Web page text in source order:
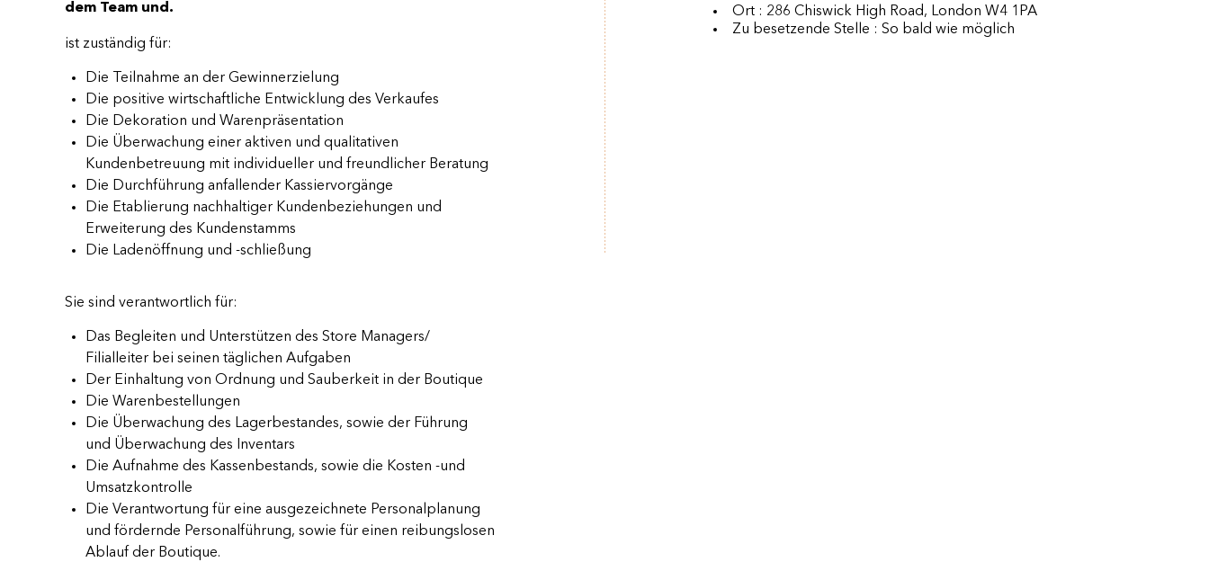
dem Team und.
ist zuständig für:
Die Teilnahme an der Gewinnerzielung
Die positive wirtschaftliche Entwicklung des Verkaufes
Die Dekoration und Warenpräsentation
Die Überwachung einer aktiven und qualitativen
Kundenbetreuung mit individueller und freundlicher Beratung
Die Durchführung anfallender Kassiervorgänge
Die Etablierung nachhaltiger Kundenbeziehungen und
Erweiterung des Kundenstamms
Die Ladenöffnung und -schließung
Sie sind verantwortlich für:
Das Begleiten und Unterstützen des Store Managers/
Filialleiter bei seinen täglichen Aufgaben
Der Einhaltung von Ordnung und Sauberkeit in der Boutique
Die Warenbestellungen
Die Überwachung des Lagerbestandes, sowie der Führung
und Überwachung des Inventars
Die Aufnahme des Kassenbestands, sowie die Kosten -und
Umsatzkontrolle
Die Verantwortung für eine ausgezeichnete Personalplanung
und fördernde Personalführung, sowie für einen reibungslosen
Ablauf der Boutique.
Ort : 286 Chiswick High Road, London W4 1PA
Zu besetzende Stelle : So bald wie möglich